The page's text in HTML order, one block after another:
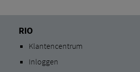
RIO
Klantencentrum
Inloggen